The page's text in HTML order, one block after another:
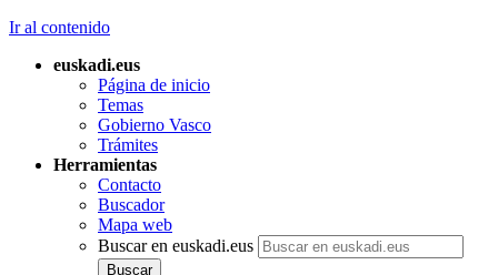
Ir al contenido
euskadi.eus
Página de inicio
Temas
Gobierno Vasco
Trámites
Herramientas
Contacto
Buscador
Mapa web
Buscar en euskadi.eus